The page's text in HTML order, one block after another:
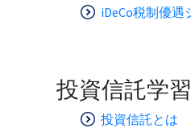
iDeCo税制優
投資信託学
投資信託とは